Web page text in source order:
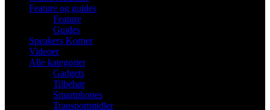
Feature og guides
Feature
Guides
Speakers Korner
Videoer
Alle kategorier
Gadgets
Tilbehør
Smartphones
Transportmidler